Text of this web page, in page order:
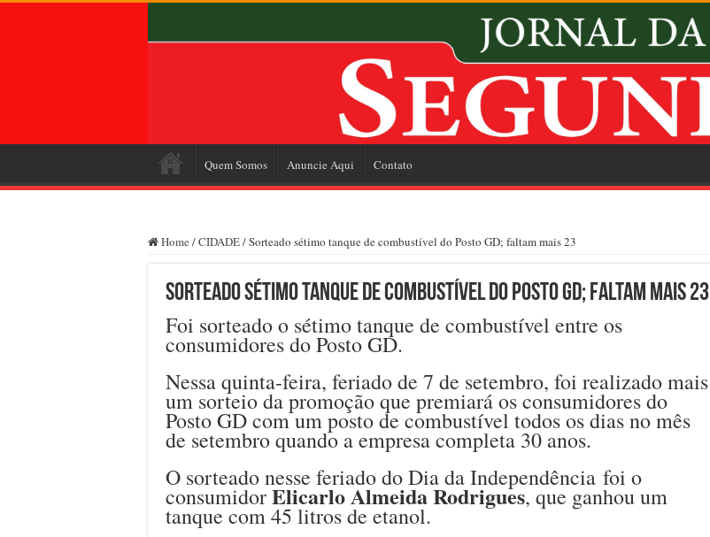
Quem Somos Anuncie Aqui Contato
Home /CIDADE/Sorteado sétimo tanque de combustível do Posto GD; faltam mais 23
Sorteado sétimo tanque de combustível do Posto GD; faltam mais 23
Foi sorteado o sétimo tanque de combustível entre os
consumidores do Posto GD.
Nessa quinta-feira, feriado de 7 de setembro, foi realizado mais
um sorteio da promoção que premiará os consumidores do
Posto GD com um posto de combustível todos os dias no mês
de setembro quando a empresa completa 30 anos.
O sorteado nesse feriado do Dia da Independência foi o
consumidorElicarlo Almeida Rodrigues, que ganhou um
tanque com 45 litros de etanol.